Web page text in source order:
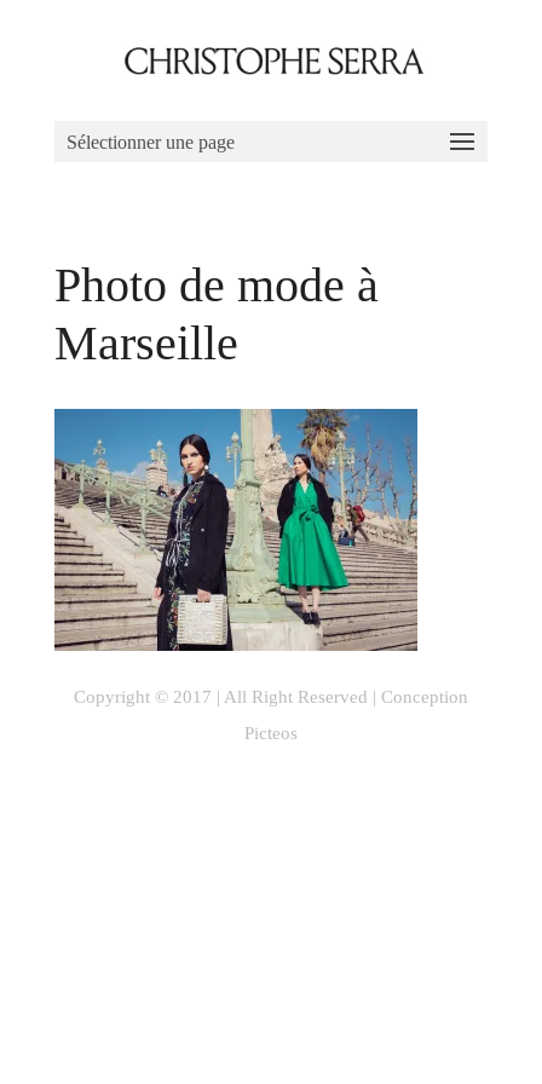
Sélectionner une page
Photo de mode à
Marseille
Copyright © 2017 | All Right Reserved | Conception
Picteos